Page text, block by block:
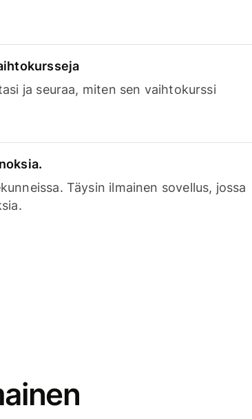
ja seuraa, miten sen vaihtokurssi
Täysin ilmainen sovellus, jossa